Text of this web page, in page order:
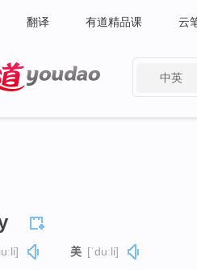
翻译 有道精品课 云
中英
美 [ˈduːli]